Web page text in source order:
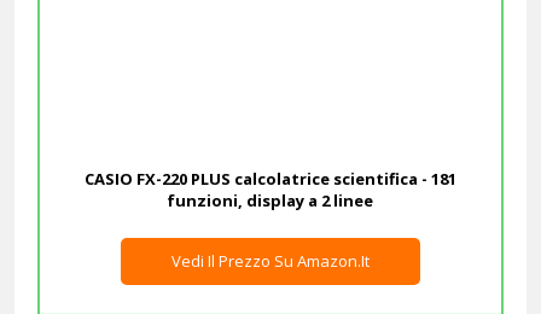
CASIO FX-220 PLUS calcolatrice scientifica - 181
funzioni, display a 2 linee
Vedi Il Prezzo Su Amazon.it